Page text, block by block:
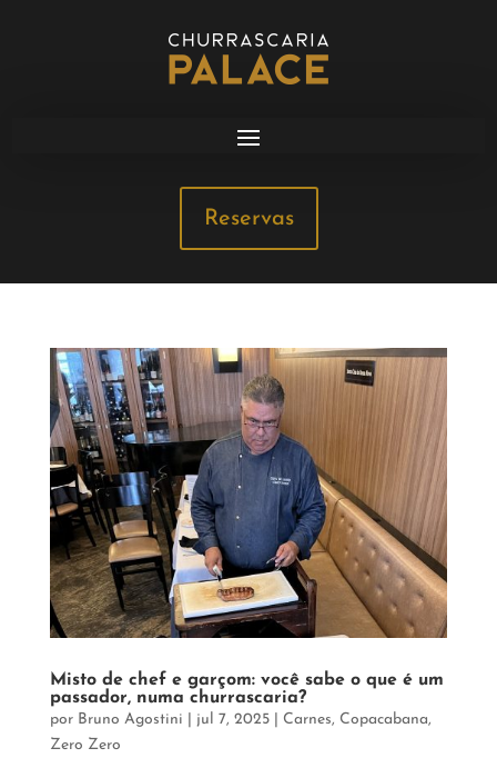
Reservas
Misto de chef e garçom: você sabe o que é um
passador, numa churrascaria?
por Bruno Agostini jul 7, 2025| Carnes, Copacabana,
Zero Zero